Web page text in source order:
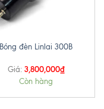
Bóng đèn Linlai 300B
Giá: 3,800,000₫
Còn hàng